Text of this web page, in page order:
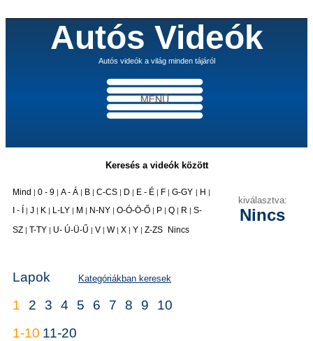
Autós Videók
Autós videók a világ minden tájáról
Keresés a videók között
Mind | 0 - 9 | A - Á | B | C-CS | D | E - É | F | G-GY | H |
I - Í | J | K | L-LY | M | N-NY | O-Ó-Ö-Ő | P | Q | R | S-
SZ | T-TY | U- Ú-Ü-Ű | V | W | X | Y | Z-ZS Nincs
kiválasztva:
Nincs
Lapok Kategóriákban keresek
1 2 3 4 5 6 7 8 9
10
1-10 11-20